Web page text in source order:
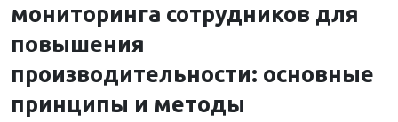
мониторинга сотрудников для
повышения
производительности: основные
принципы и методы